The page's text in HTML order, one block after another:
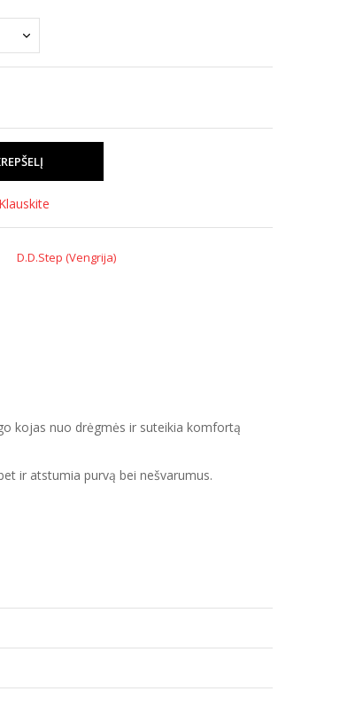
Klauskite
D.D.Step (Vengrija)
kojas nuo drėgmės ir suteikia komfortą
ir atstumia purvą bei nešvarumus.